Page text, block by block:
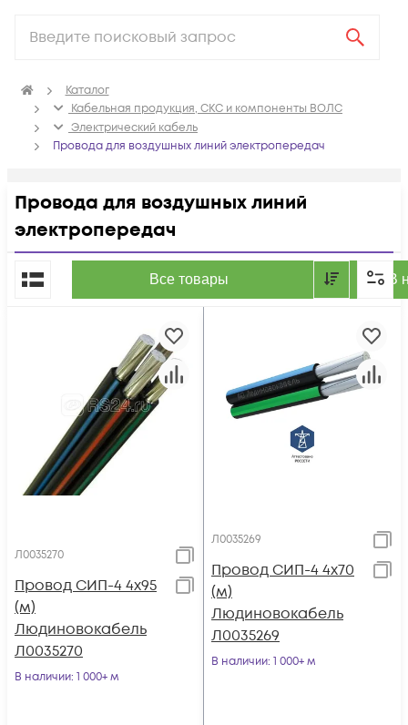
Каталог
Кабельная продукция, СКС и компоненты ВОЛС
Электрический кабель
Провода для воздушных линий электропередач
Провода для воздушных линий
электропередач
Все товары В
По популярности
Л0035270
Провод СИП-4 4х95
(м)
Людиновокабель
Л0035270
В наличии: 1 000+ м
Л0035269
Провод СИП-4 4х70
(м)
Людиновокабель
Л0035269
В наличии: 1 000+ м